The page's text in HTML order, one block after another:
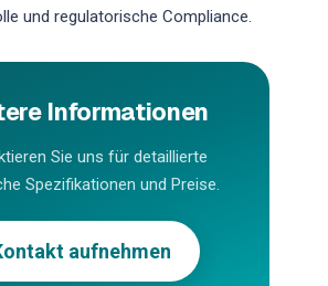
und regulatorische Compliance.
Informationen
Sie uns für detaillierte
Spezifikationen und Preise.
aufnehmen